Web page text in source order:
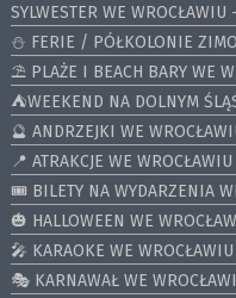
SYLWESTER WE
⛄️ FERIE / PÓŁKOLONIE
⛱️ PLAŻE I BEACH BARY WE
⛺️WEEKEND NA DOLNYM
🔮 ANDRZEJKI WE
📍 ATRAKCJE WE WROCŁAWIU
🎟️ BILETY NA WYDARZENIA
🎃 HALLOWEEN WE
🎤 KARAOKE WE WROCŁAWIU
🎭 KARNAWAŁ WE